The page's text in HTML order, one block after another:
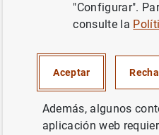
Enlaces
operaciones de
(68 KB)
"Configurar".
consulte la
Aceptar
Además, algunos
aplicación web